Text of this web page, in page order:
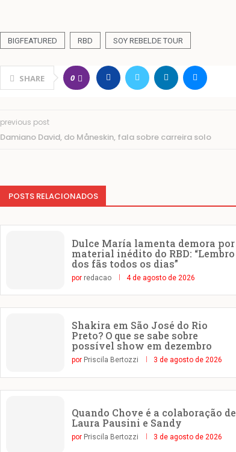
BIGFEATURED RBD SOY REBELDE TOUR
SHARE 0
previous post
Damiano David, do Måneskin, fala sobre carreira solo
POSTS RELACIONADOS
Dulce María lamenta demora por
material inédito do RBD: “Lembro
dos fãs todos os dias”
por redacao 4 de agosto de 2026
Shakira em São José do Rio
Preto? O que se sabe sobre
possível show em dezembro
por Priscila Bertozzi 3 de agosto de 2026
Quando Chove é a colaboração de
Laura Pausini e Sandy
por Priscila Bertozzi 3 de agosto de 2026